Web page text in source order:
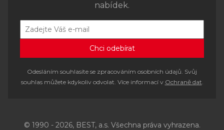
nabídek.
Odesláním souhlasíte se zpracováním osobních údajů. Svůj
souhlas můžete kdykoliv odvolat. Více informací v Ochraně dat.
© 1990 - 2026, BEST, a.s. Všechna práva vyhrazena.